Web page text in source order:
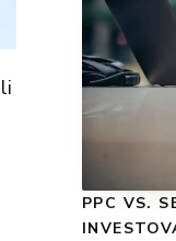
PPC VS.